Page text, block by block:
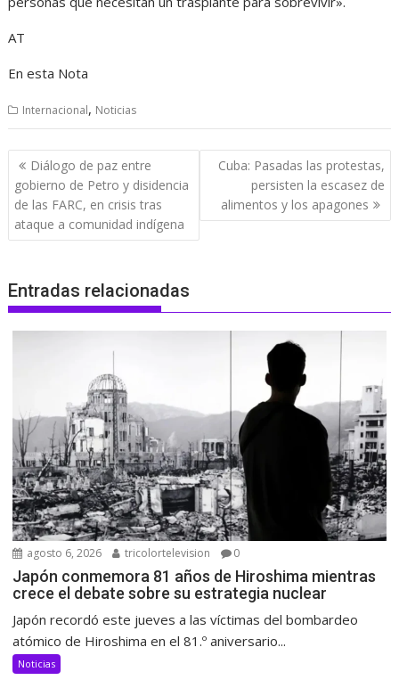
AT
En esta Nota
Internacional, Noticias
Navegación
de
entradas
Diálogo de paz entre
gobierno de Petro y disidencia
de las FARC, en crisis tras
ataque a comunidad indígena
Cuba: Pasadas las protestas,
persisten la escasez de
alimentos y los apagones
Entradas relacionadas
agosto 6, 2026 tricolortelevision 0
Japón conmemora 81 años de Hiroshima mientras
crece el debate sobre su estrategia nuclear
Japón recordó este jueves a las víctimas del bombardeo
atómico de Hiroshima en el 81.º aniversario...
Noticias